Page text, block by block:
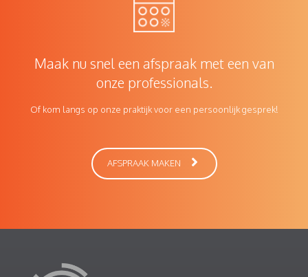
Maak nu snel een afspraak met een van
onze professionals.
Of kom langs op onze praktijk voor een persoonlijk gesprek!
AFSPRAAK MAKEN